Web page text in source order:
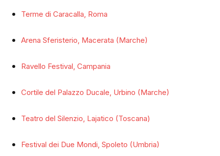
Terme di Caracalla, Roma
Arena Sferisterio, Macerata (Marche)
Ravello Festival, Campania
Cortile del Palazzo Ducale, Urbino (Marche)
Teatro del Silenzio, Lajatico (Toscana)
Festival dei Due Mondi, Spoleto (Umbria)